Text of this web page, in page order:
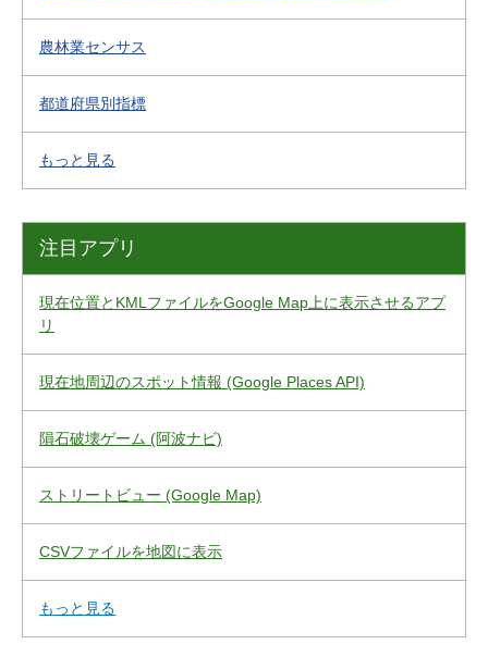
農林業センサス
都道府県別指標
もっと見る
注目アプリ
現在位置とKMLファイルをGoogle Map上に表示させるアプ
リ
現在地周辺のスポット情報 (Google Places API)
隕石破壊ゲーム (阿波ナビ)
ストリートビュー (Google Map)
CSVファイルを地図に表示
もっと見る